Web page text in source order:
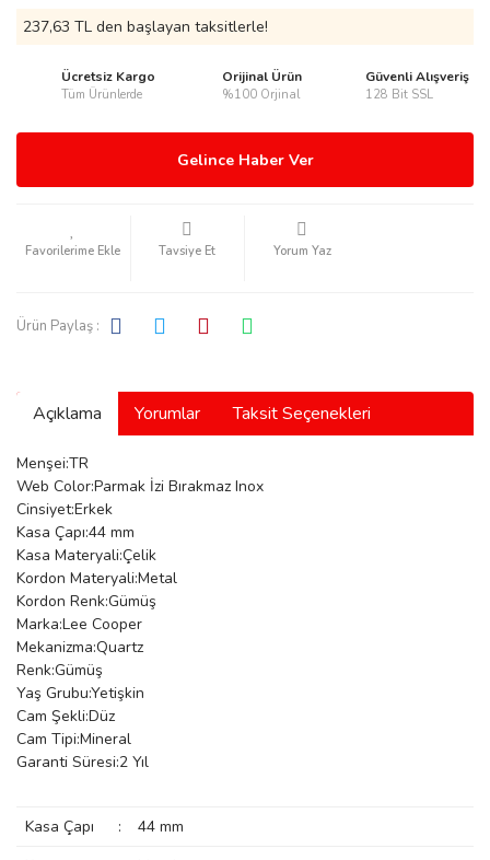
Manoir
237,63 TL den başlayan taksitlerle!
Ücretsiz Kargo
Tüm Ürünlerde
Orijinal Ürün
%100 Orjinal
Güvenli Alışveriş
128 Bit SSL
Gelince Haber Ver
Tavsiye Et Yorum Yaz
Ürün Paylaş :
Açıklama Yorumlar Taksit Seçenekleri
Menşei:TR
Web Color:Parmak İzi Bırakmaz Inox
Cinsiyet:Erkek
Kasa Çapı:44 mm
Kasa Materyali:Çelik
Kordon Materyali:Metal
Kordon Renk:Gümüş
Marka:Lee Cooper
Mekanizma:Quartz
Renk:Gümüş
Yaş Grubu:Yetişkin
Cam Şekli:Düz
Cam Tipi:Mineral
Garanti Süresi:2 Yıl
Kasa Çapı :
44 mm